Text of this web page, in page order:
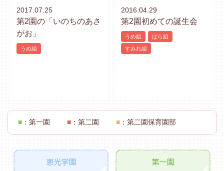
2017.07.25
第2園の「いのちのあさ
がお」
うめ組
2016.04.29
第2園初めての誕生会
うめ組
ばら組
すみれ組
■ ：第一園 ■ ：第二園 ■ ：第二園保育園部